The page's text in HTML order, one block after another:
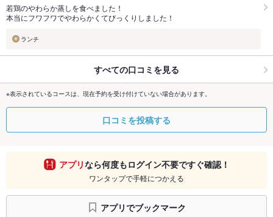
若鶏のやわらか蒸しを食べました！
本当にフワフワでやわらかくてびっくりしました！
ランチ
すべての口コミを見る
※表示されているコースは、現在予約を受け付けていない場合があります。
口コミを投稿する
アプリなら何度もログイン不要ですぐ確認！
ワンタップで手軽につかえる
アプリでブックマーク